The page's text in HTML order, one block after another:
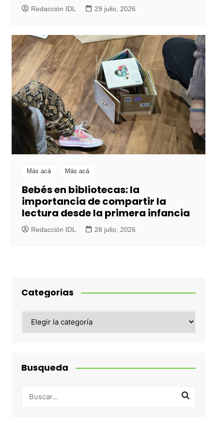
Redacción IDL 29 julio, 2026
Más acá Más acá
Bebés en bibliotecas: la
importancia de compartir la
lectura desde la primera infancia
Redacción IDL 28 julio, 2026
Categorias
Busqueda